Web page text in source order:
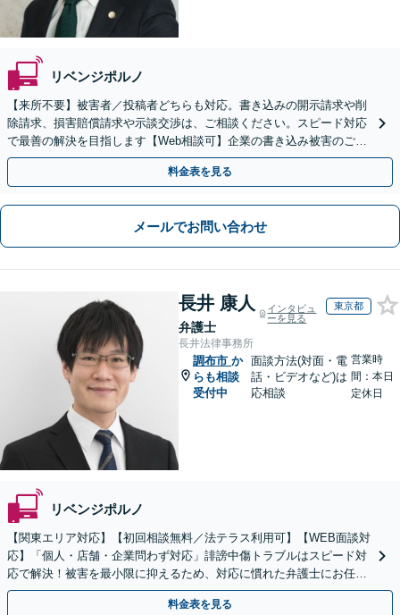
リベンジポルノ
【来所不要】被害者／投稿者どちらも対応。書き込みの開示請求や削
除請求、損害賠償請求や示談交渉は、ご相談ください。スピード対応
で最善の解決を目指します【Web相談可】企業の書き込み被害のご相
談にも対応
料金表を見る
メールでお問い合わせ
長井 康人
弁護士
インタビュ
ーを見る
東京都
長井法律事務所
調布市 か
らも相談
受付中
面談方法(対面・電
話・ビデオなど)は
応相談
営業時
間：本日
定休日
リベンジポルノ
【関東エリア対応】【初回相談無料／法テラス利用可】【WEB面談対
応】「個人・店舗・企業問わず対応」誹謗中傷トラブルはスピード対
応で解決！被害を最小限に抑えるため、対応に慣れた弁護士にお任せ
ください「加害者側のご相談も」【休日・夜間相談可】
料金表を見る